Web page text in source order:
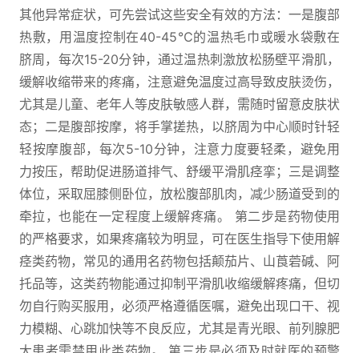
其他异常症状，可先尝试这些安全有效的方法：一是腹部
热敷，用温度控制在40-45℃的温热毛巾或暖水袋敷在
脐周，每次15-20分钟，通过温热刺激放松肠壁平滑肌，
缓解收缩带来的疼痛，注意避免温度过高导致皮肤烫伤，
尤其是儿童、老年人等皮肤敏感人群，需随时留意皮肤状
态；二是腹部按摩，将手掌搓热，以脐周为中心顺时针轻
轻按摩腹部，每次5-10分钟，注意力度要轻柔，避免用
力按压，帮助促进肠道排气、舒缓平滑肌痉挛；三是调整
体位，采取屈膝侧卧位，放松腹部肌肉，减少肠道受到的
牵拉，也能在一定程度上缓解疼痛。 第二步是药物使用
的严格要求，如果疼痛较为明显，可在医生指导下使用解
痉类药物，常见的通用名药物包括颠茄片、山莨菪碱、阿
托品等，这类药物能通过抑制平滑肌收缩缓解疼痛，但切
勿自行购买服用，必须严格遵循医嘱，避免出现口干、视
力模糊、心跳加快等不良反应，尤其是青光眼、前列腺肥